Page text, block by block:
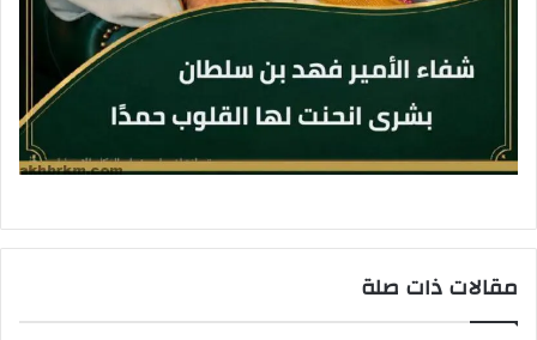
مقالات ذات صلة